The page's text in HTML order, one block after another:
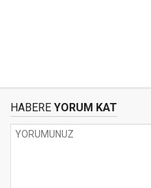
HABERE YORUM KAT